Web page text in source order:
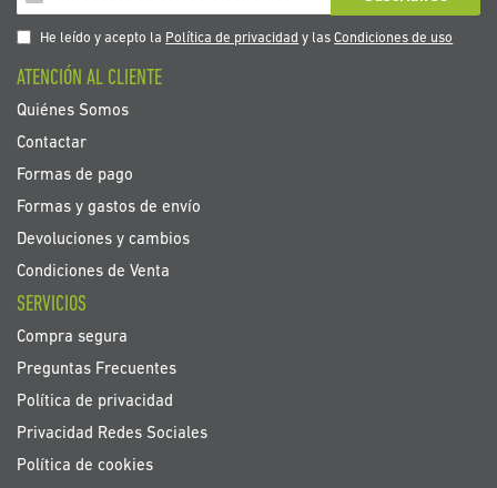
a
nuestro
de
noticias:
He leído y acepto la Política de privacidad y lasCondiciones de uso
ATENCIÓN AL CLIENTE
Quiénes Somos
Contactar
Formas de pago
Formas y gastos de envío
Devoluciones y cambios
Condiciones de Venta
SERVICIOS
Compra segura
Preguntas Frecuentes
Política de privacidad
Privacidad Redes Sociales
Política de cookies